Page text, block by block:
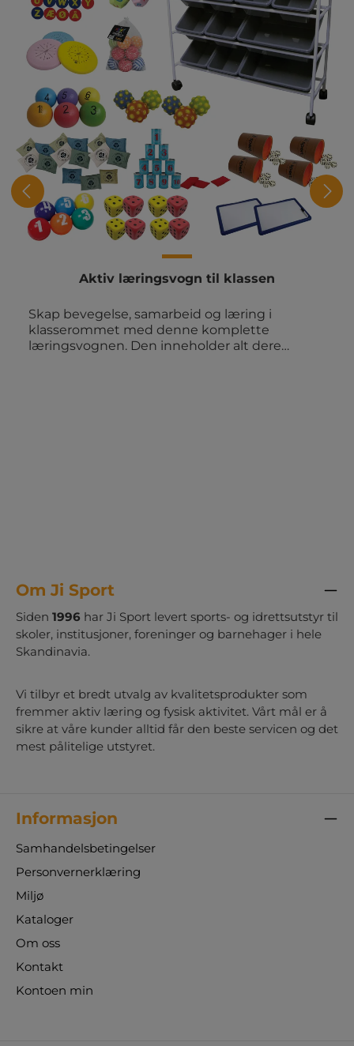
Aktiv læringsvogn til klassen
Skap bevegelse, samarbeid og læring i
klasserommet med denne komplette
læringsvognen. Den inneholder alt dere
Om Ji Sport
Siden 1996 har Ji Sport levert sports- og idrettsutstyr til
skoler, institusjoner, foreninger og barnehager i hele
Skandinavia.
Vi tilbyr et bredt utvalg av kvalitetsprodukter som
fremmer aktiv læring og fysisk aktivitet. Vårt mål er å
sikre at våre kunder alltid får den beste servicen og det
mest pålitelige utstyret.
Informasjon
Samhandelsbetingelser
Personvernerklæring
Miljø
Kataloger
Om oss
Kontakt
Kontoen min